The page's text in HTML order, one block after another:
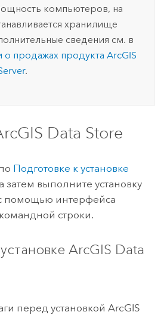
компьютеров, на
хранилище
сведения см. в
о продажах продукта ArcGIS
.
Data Store
Подготовке к установке
затем выполните установку
помощью интерфейса
строки.
ArcGIS Data
перед установкой ArcGIS